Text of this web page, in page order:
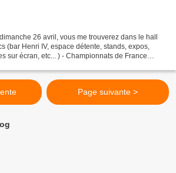
26 avril, vous me trouverez dans le hall
(bar Henri IV, espace détente, stands, expos,
sur écran, etc... ) - Championnats de France
Page suivante >